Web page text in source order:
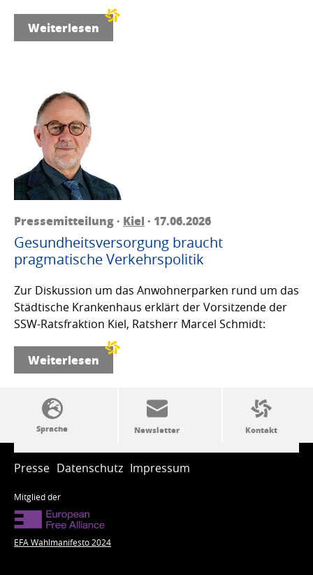
Weiterlesen
Pressemitteilung · Kiel · 17.06.2026
Gesundheitsversorgung braucht
pragmatische Verkehrspolitik
Zur Diskussion um das Anwohnerparken rund um das
Städtische Krankenhaus erklärt der Vorsitzende der
SSW-Ratsfraktion Kiel, Ratsherr Marcel Schmidt:
Weiterlesen
SSW-Politik von A bis Z
Presse Datenschutz Impressum
Mitglied der
EFA Wahlmanifesto 2024